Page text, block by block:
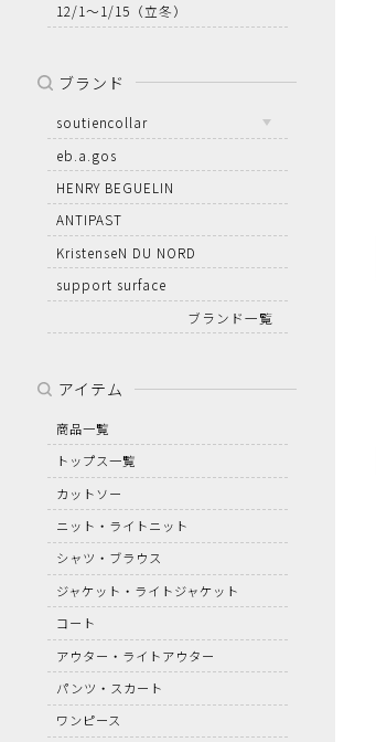
12/1～1/15 （立冬）
ブランド
soutiencollar
eb.a.gos
HENRY BEGUELIN
ANTIPAST
KristenseN DU NORD
support surface
ブランド一覧
アイテム
商品一覧
トップス一覧
カットソー
ニット・ライトニット
シャツ・ブラウス
ジャケット・ライトジャケット
コート
アウター・ライトアウター
パンツ・スカート
ワンピース